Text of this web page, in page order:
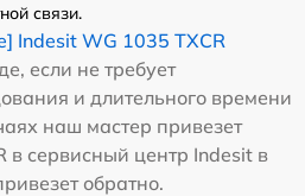
связи.
Indesit WG 1035 TXCR
если не требует
и длительного времени
наш мастер привезет
в сервисный центр Indesit в
обратно.